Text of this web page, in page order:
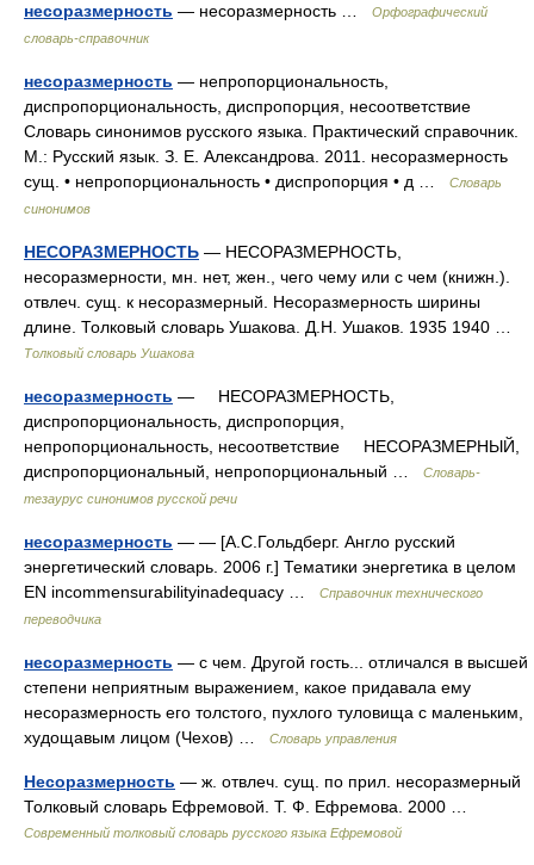
несоразмерность — несоразмерность …
Орфографический
словарь-справочник
несоразмерность — непропорциональность,
диспропорциональность, диспропорция, несоответствие
Словарь синонимов русского языка. Практический справочник.
М.: Русский язык. З. Е. Александрова. 2011. несоразмерность
сущ. • непропорциональность • диспропорция • д …
Словарь
синонимов
НЕСОРАЗМЕРНОСТЬ — НЕСОРАЗМЕРНОСТЬ,
несоразмерности, мн. нет, жен., чего чему или с чем (книжн.).
отвлеч. сущ. к несоразмерный. Несоразмерность ширины
длине. Толковый словарь Ушакова. Д.Н. Ушаков. 1935 1940 …
Толковый словарь Ушакова
несоразмерность — НЕСОРАЗМЕРНОСТЬ,
диспропорциональность, диспропорция,
непропорциональность, несоответствие НЕСОРАЗМЕРНЫЙ,
диспропорциональный, непропорциональный …
Словарь-
тезаурус синонимов русской речи
несоразмерность — — [А.С.Гольдберг. Англо русский
энергетический словарь. 2006 г.] Тематики энергетика в целом
EN incommensurabilityinadequacy …
Справочник технического
переводчика
несоразмерность — с чем. Другой гость... отличался в высшей
степени неприятным выражением, какое придавала ему
несоразмерность его толстого, пухлого туловища с маленьким,
худощавым лицом (Чехов) …
Словарь управления
Несоразмерность — ж. отвлеч. сущ. по прил. несоразмерный
Толковый словарь Ефремовой. Т. Ф. Ефремова. 2000 …
Современный толковый словарь русского языка Ефремовой